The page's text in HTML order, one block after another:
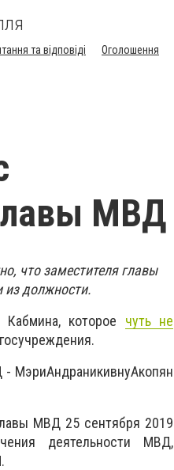
та відповіді
Оголошення
МВД
что заместителя главы
из должности.
которое чуть не
- МэриАндраникивнуАкопян
МВД 25 сентября 2019
деятельности МВД,